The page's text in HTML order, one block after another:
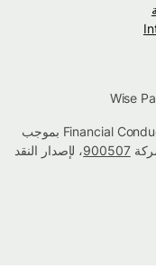
تم اعتماد شركة Wise بواسطة Financial Conduct Authority بموجب
900507، لإصدار النقد